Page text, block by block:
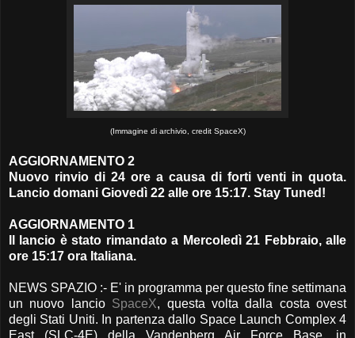
(Immagine di archivio, credit SpaceX)
AGGIORNAMENTO 2
Nuovo rinvio di 24 ore a causa di forti venti in quota.
Lancio domani Giovedì 22 alle ore 15:17. Stay Tuned!
AGGIORNAMENTO 1
Il lancio è stato rimandato a Mercoledì 21 Febbraio, alle
ore 15:17 ora Italiana.
NEWS SPAZIO :- E' in programma per questo fine settimana
un nuovo lancio SpaceX, questa volta dalla costa ovest
degli Stati Uniti. In partenza dallo Space Launch Complex 4
East (SLC-4E) della Vandenberg Air Force Base, in